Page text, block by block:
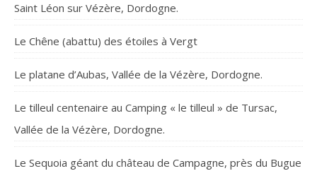
Saint Léon sur Vézère, Dordogne.
Le Chêne (abattu) des étoiles à Vergt
Le platane d’Aubas, Vallée de la Vézère, Dordogne.
Le tilleul centenaire au Camping « le tilleul » de Tursac,
Vallée de la Vézère, Dordogne.
Le Sequoia géant du château de Campagne, près du Bugue